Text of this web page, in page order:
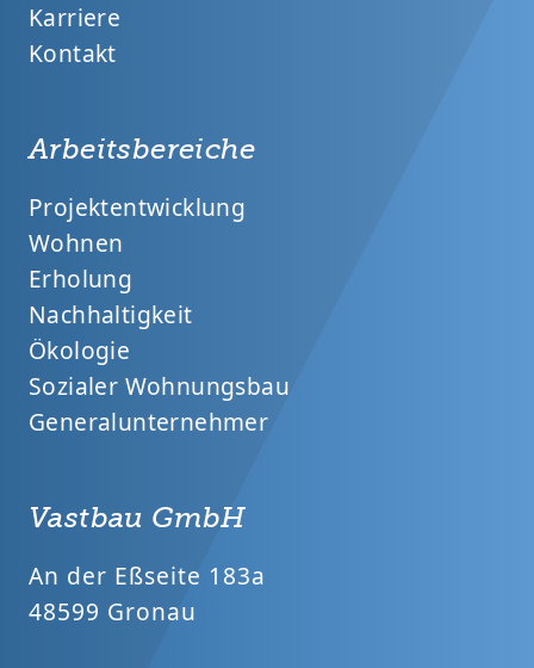
Karriere
Kontakt
Arbeitsbereiche
Projektentwicklung
Wohnen
Erholung
Nachhaltigkeit
Ökologie
Sozialer Wohnungsbau
Generalunternehmer
Vastbau GmbH
An der Eßseite 183a
48599 Gronau